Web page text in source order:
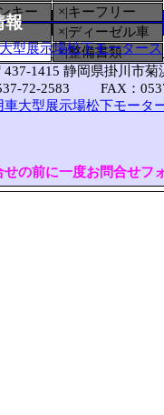
キー
×|キーフリー
×|ディーゼル車
×|整備書類
報
型展示場松下モータース
1415 静岡県掛川市菊
72-2583 FAX：
大型展示場松下モータ
の前に一度お問合せフ